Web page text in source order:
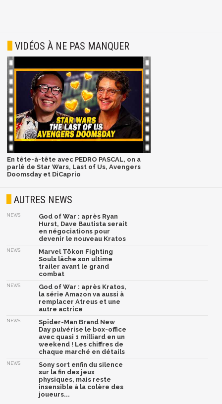
VIDÉOS À NE PAS MANQUER
En tête-à-tête avec PEDRO PASCAL, on a
parlé de Star Wars, Last of Us, Avengers
Doomsday et DiCaprio
AUTRES NEWS
NEWS
God of War : après Ryan
Hurst, Dave Bautista serait
en négociations pour
devenir le nouveau Kratos
NEWS
Marvel Tōkon Fighting
Souls lâche son ultime
trailer avant le grand
combat
NEWS
God of War : après Kratos,
la série Amazon va aussi à
remplacer Atreus et une
autre actrice
NEWS
Spider-Man Brand New
Day pulvérise le box-office
avec quasi 1 milliard en un
weekend ! Les chiffres de
chaque marché en détails
NEWS
Sony sort enfin du silence
sur la fin des jeux
physiques, mais reste
insensible à la colère des
joueurs...